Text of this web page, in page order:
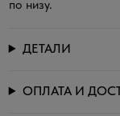
по низу.
ДЕТАЛИ
ОПЛАТА И